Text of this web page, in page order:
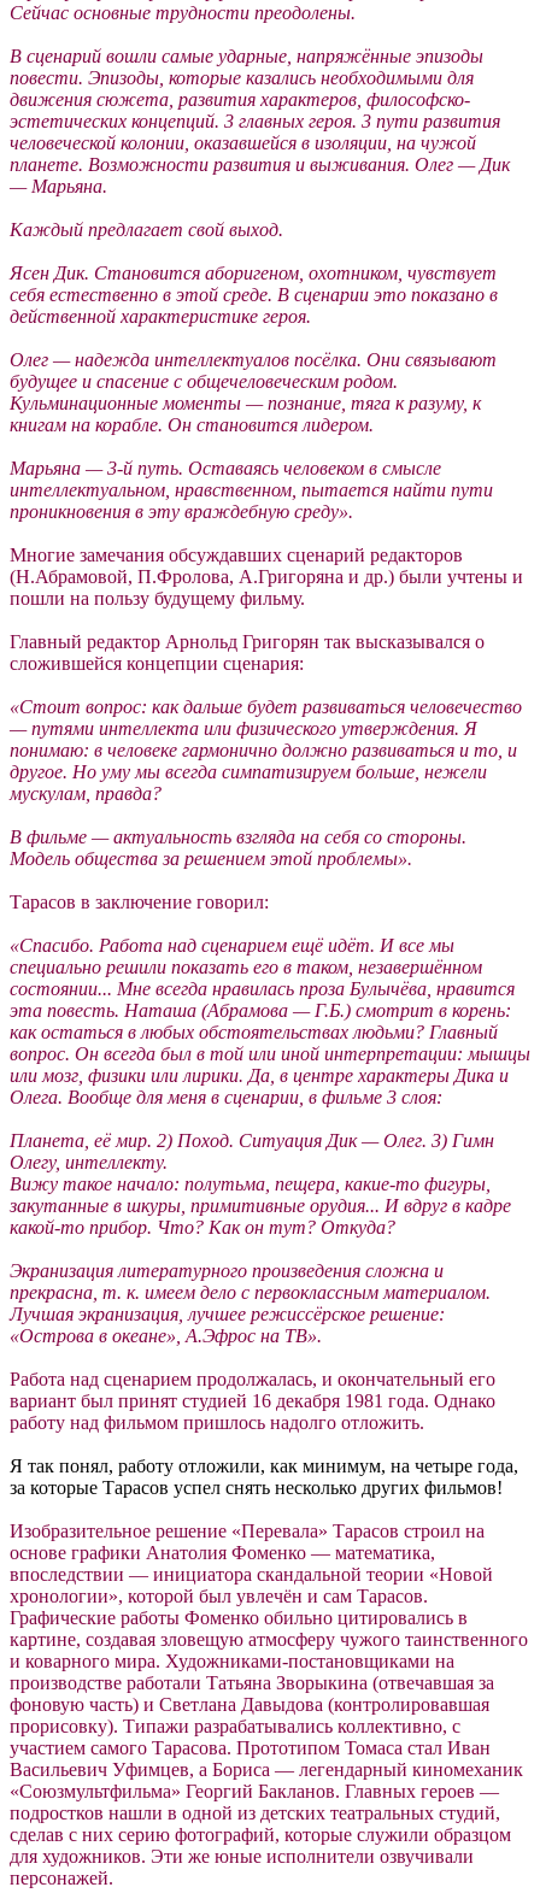
Сейчас основные трудности преодолены.
В сценарий вошли самые ударные, напряжённые эпизоды
повести. Эпизоды, которые казались необходимыми для
движения сюжета, развития характеров, философско-
эстетических концепций. 3 главных героя. 3 пути развития
человеческой колонии, оказавшейся в изоляции, на чужой
планете. Возможности развития и выживания. Олег — Дик
— Марьяна.
Каждый предлагает свой выход.
Ясен Дик. Становится аборигеном, охотником, чувствует
себя естественно в этой среде. В сценарии это показано в
действенной характеристике героя.
Олег — надежда интеллектуалов посёлка. Они связывают
будущее и спасение с общечеловеческим родом.
Кульминационные моменты — познание, тяга к разуму, к
книгам на корабле. Он становится лидером.
Марьяна — 3-й путь. Оставаясь человеком в смысле
интеллектуальном, нравственном, пытается найти пути
проникновения в эту враждебную среду».
Многие замечания обсуждавших сценарий редакторов
(Н.Абрамовой, П.Фролова, А.Григоряна и др.) были учтены и
пошли на пользу будущему фильму.
Главный редактор Арнольд Григорян так высказывался о
сложившейся концепции сценария:
«Стоит вопрос: как дальше будет развиваться человечество
— путями интеллекта или физического утверждения. Я
понимаю: в человеке гармонично должно развиваться и то, и
другое. Но уму мы всегда симпатизируем больше, нежели
мускулам, правда?
В фильме — актуальность взгляда на себя со стороны.
Модель общества за решением этой проблемы».
Тарасов в заключение говорил:
«Спасибо. Работа над сценарием ещё идёт. И все мы
специально решили показать его в таком, незавершённом
состоянии... Мне всегда нравилась проза Булычёва, нравится
эта повесть. Наташа (Абрамова — Г.Б.) смотрит в корень:
как остаться в любых обстоятельствах людьми? Главный
вопрос. Он всегда был в той или иной интерпретации: мышцы
или мозг, физики или лирики. Да, в центре характеры Дика и
Олега. Вообще для меня в сценарии, в фильме 3 слоя:
Планета, её мир. 2) Поход. Ситуация Дик — Олег. 3) Гимн
Олегу, интеллекту.
Вижу такое начало: полутьма, пещера, какие-то фигуры,
закутанные в шкуры, примитивные орудия... И вдруг в кадре
какой-то прибор. Что? Как он тут? Откуда?
Экранизация литературного произведения сложна и
прекрасна, т. к. имеем дело с первоклассным материалом.
Лучшая экранизация, лучшее режиссёрское решение:
«Острова в океане», А.Эфрос на ТВ».
Работа над сценарием продолжалась, и окончательный его
вариант был принят студией 16 декабря 1981 года. Однако
работу над фильмом пришлось надолго отложить.
Я так понял, работу отложили, как минимум, на четыре года,
за которые Тарасов успел снять несколько других фильмов!
Изобразительное решение «Перевала» Тарасов строил на
основе графики Анатолия Фоменко — математика,
впоследствии — инициатора скандальной теории «Новой
хронологии», которой был увлечён и сам Тарасов.
Графические работы Фоменко обильно цитировались в
картине, создавая зловещую атмосферу чужого таинственного
и коварного мира. Художниками-постановщиками на
производстве работали Татьяна Зворыкина (отвечавшая за
фоновую часть) и Светлана Давыдова (контролировавшая
прорисовку). Типажи разрабатывались коллективно, с
участием самого Тарасова. Прототипом Томаса стал Иван
Васильевич Уфимцев, а Бориса — легендарный киномеханик
«Союзмультфильма» Георгий Бакланов. Главных героев —
подростков нашли в одной из детских театральных студий,
сделав с них серию фотографий, которые служили образцом
для художников. Эти же юные исполнители озвучивали
персонажей.